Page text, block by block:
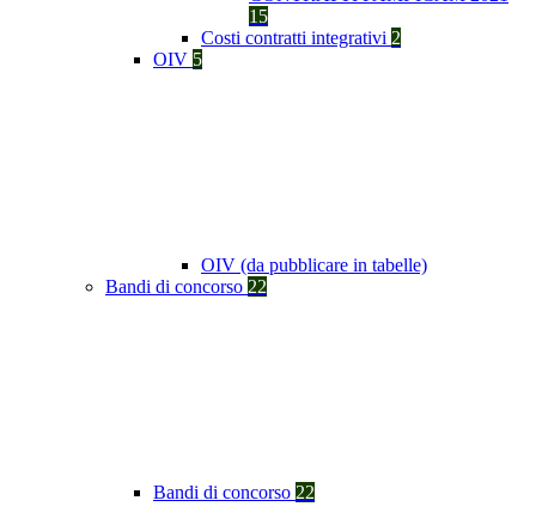
15
Costi contratti integrativi 2
OIV 5
OIV (da pubblicare in tabelle)
Bandi di concorso 22
Bandi di concorso 22